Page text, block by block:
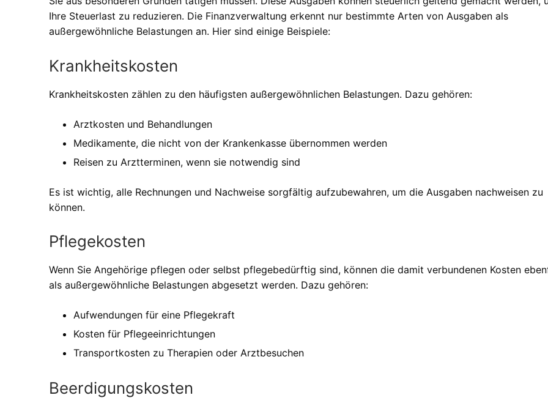
Ihre Steuerlast zu reduzieren. Die Finanzverwaltung erkennt nur bestimmte Arten von Ausgaben als
außergewöhnliche Belastungen an. Hier sind einige Beispiele:
Krankheitskosten
Krankheitskosten zählen zu den häufigsten außergewöhnlichen Belastungen. Dazu gehören:
Arztkosten und Behandlungen
Medikamente, die nicht von der Krankenkasse übernommen werden
Reisen zu Arztterminen, wenn sie notwendig sind
Es ist wichtig, alle Rechnungen und Nachweise sorgfältig aufzubewahren, um die Ausgaben nachweisen zu
können.
Pflegekosten
Wenn Sie Angehörige pflegen oder selbst pflegebedürftig sind, können die damit verbundenen Kosten
als außergewöhnliche Belastungen abgesetzt werden. Dazu gehören:
Aufwendungen für eine Pflegekraft
Kosten für Pflegeeinrichtungen
Transportkosten zu Therapien oder Arztbesuchen
Beerdigungskosten